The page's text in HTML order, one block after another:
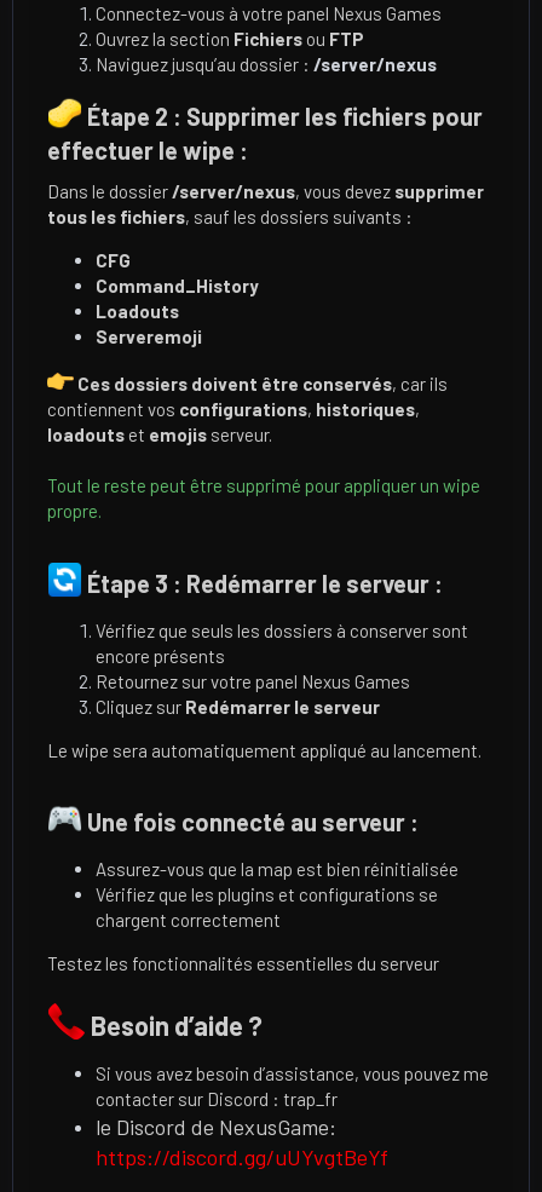
Connectez-vous à votre panel Nexus Games
Ouvrez la section Fichiers ou FTP
Naviguez jusqu’au dossier : /server/nexus
Étape 2 : Supprimer les fichiers pour
effectuer le wipe :
Dans le dossier/server/nexus, vous devez supprimer
tous les fichiers, sauf les dossiers suivants :
CFG
Command_History
Loadouts
Serveremoji
Ces dossiers doivent être conservés, car ils
contiennent vos configurations, historiques,
loadoutset emojis serveur.
Tout le reste peut être supprimé pour appliquer un wipe
propre.
Étape 3 : Redémarrer le serveur :
Vérifiez que seuls les dossiers à conserver sont
encore présents
Retournez sur votre panel Nexus Games
Cliquez sur Redémarrer le serveur
Le wipe sera automatiquement appliqué au lancement.
Une fois connecté au serveur :
Assurez-vous que la map est bien réinitialisée
Vérifiez que les plugins et configurations se
chargent correctement
Testez les fonctionnalités essentielles du serveur
Besoin d’aide ?
Si vous avez besoin d’assistance, vous pouvez me
contacter sur Discord : trap_fr
le Discord de NexusGame:
https://discord.gg/uUYvgtBeYf